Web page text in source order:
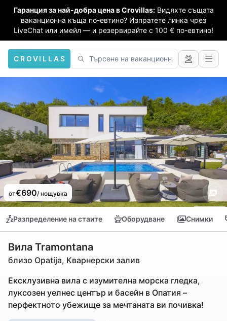
Гаранция за най-добра цена в Crovillas: Видяхте същата
ваканционна къща по-евтино? Изпратете линка чрез
LiveChat или имейл — и резервирайте с 100 € по-евтино!
CROVILLAS
от€690/ нощувка
Разпределение на стаите Оборудване Снимки
Вила Tramontana
близо Opatija, Кварнерски залив
Ексклузивна вила с изумителна морска гледка,
луксозен уелнес център и басейн в Опатия –
перфектното убежище за мечтаната ви почивка!